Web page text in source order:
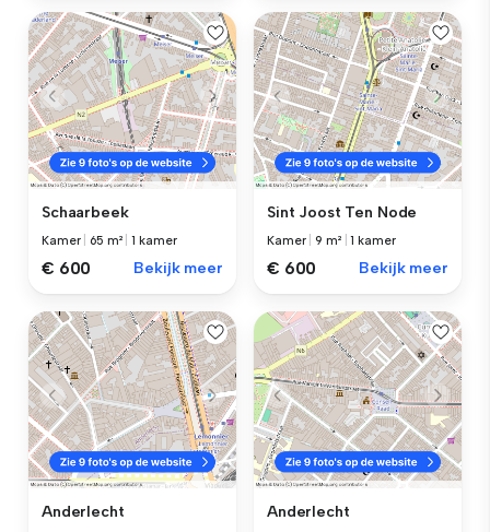
Schaarbeek
Kamer 65 m² |1 kamer
€ 600 Bekijk meer
Sint Joost Ten Node
Kamer |9 m² |1 kamer
€ 600 Bekijk meer
Anderlecht Anderlecht